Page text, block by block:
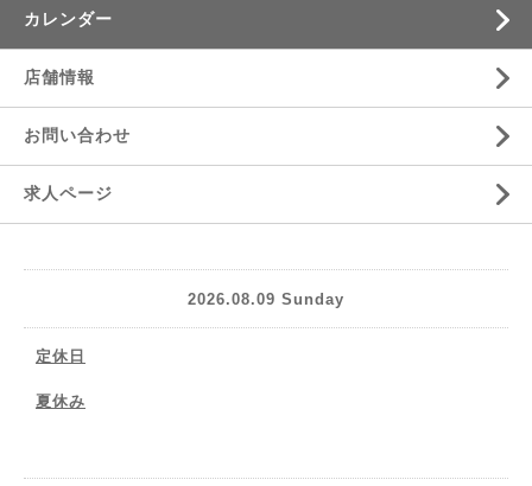
カレンダー
店舗情報
お問い合わせ
求人ページ
2026.08.09 Sunday
定休日
夏休み